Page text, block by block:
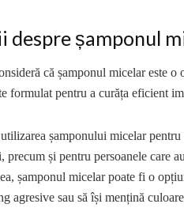
despre șamponul
că șamponul micelar este o
formulat pentru a curăța eficient
șamponului micelar
și pentru persoanele care
șamponul micelar poate fi o
agresive sau să își mențină